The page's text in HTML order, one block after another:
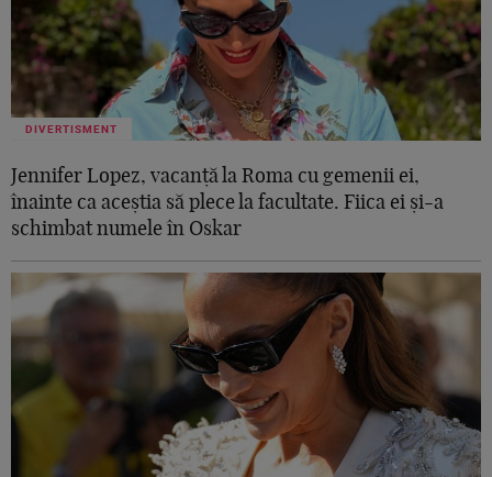
DIVERTISMENT
Jennifer Lopez, vacanță la Roma cu gemenii ei,
înainte ca aceștia să plece la facultate. Fiica ei și-a
schimbat numele în Oskar